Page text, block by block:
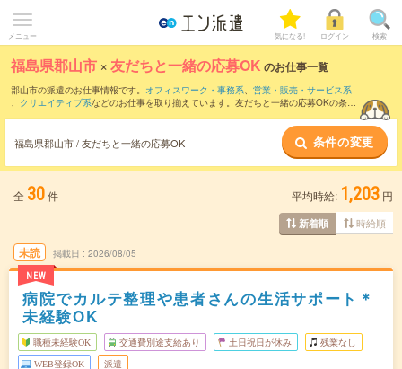
メニュー 気になる! ログイン 検索
福島県郡山市 ×友だちと一緒の応募OK のお仕事一覧
郡山市の派遣のお仕事情報です。 オフィスワーク・事務系、 営業・販売・サービス系
、 クリエイティブ系などのお仕事を取り揃えています。友だちと一緒の応募OKの条件
福島県郡山市 / 友だちと一緒の応募OK 条件の変更
全 30件 平均時給: 1,203 円
新着順 時給順
未読
NEW
掲載日 2026/08/05
病院でカルテ整理や患者さんの生活サポート＊
未経験OK
職種未経験OK 交通費別途支給あり 土日祝日が休み 残業なし
WEB登録OK 派遣